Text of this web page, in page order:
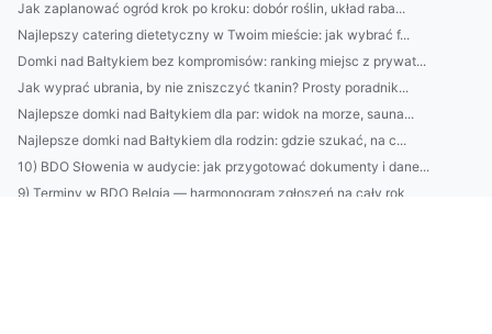
Jak zaplanować ogród krok po kroku: dobór roślin, układ raba...
Najlepszy catering dietetyczny w Twoim mieście: jak wybrać f...
Domki nad Bałtykiem bez kompromisów: ranking miejsc z prywat...
Jak wyprać ubrania, by nie zniszczyć tkanin? Prosty poradnik...
Najlepsze domki nad Bałtykiem dla par: widok na morze, sauna...
Najlepsze domki nad Bałtykiem dla rodzin: gdzie szukać, na c...
10) BDO Słowenia w audycie: jak przygotować dokumenty i dane...
9) Terminy w BDO Belgia — harmonogram zgłoszeń na cały rok